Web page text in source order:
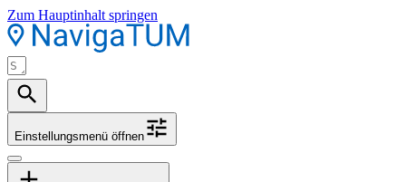
Zum Hauptinhalt springen
Einstellungsmenü öffnen